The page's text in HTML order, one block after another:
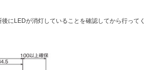
にLEDが消灯していることを確認してから行ってく